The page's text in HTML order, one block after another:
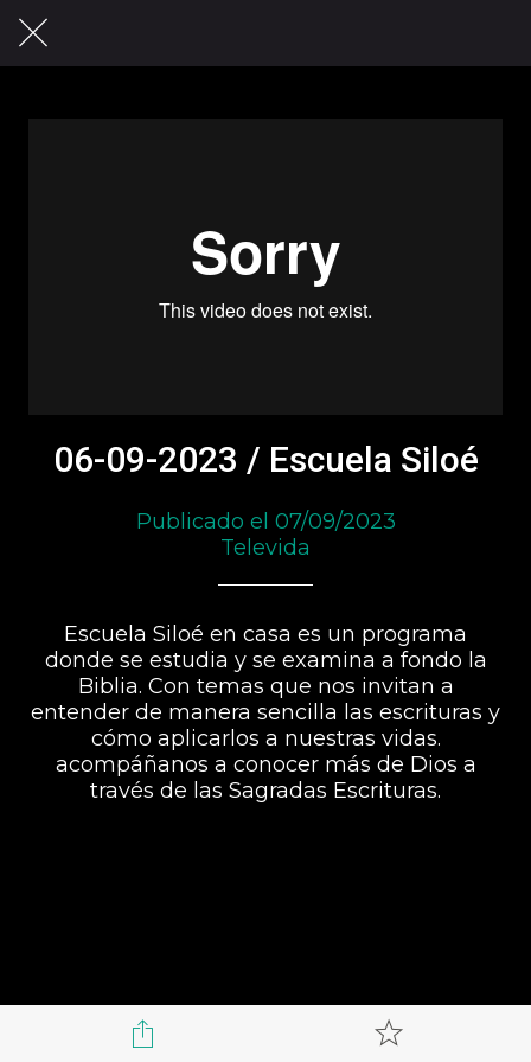
06-09-2023 / Escuela Siloé
Publicado el 07/09/2023
Televida
Escuela Siloé en casa es un programa
donde se estudia y se examina a fondo la
Biblia. Con temas que nos invitan a
entender de manera sencilla las escrituras y
cómo aplicarlos a nuestras vidas.
acompáñanos a conocer más de Dios a
través de las Sagradas Escrituras.